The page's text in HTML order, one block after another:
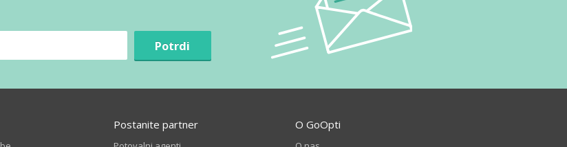
Potrdi
Postanite partner O GoOpti